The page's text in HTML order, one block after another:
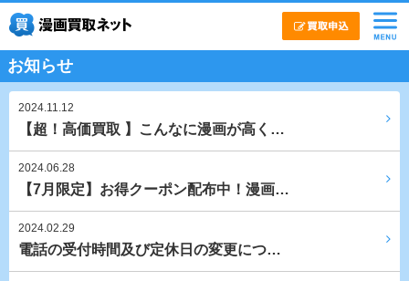
お知らせ
2024.11.12
【超！高価買取 】こんなに漫画が高く…
2024.06.28
【7月限定】お得クーポン配布中！漫画…
2024.02.29
電話の受付時間及び定休日の変更につ…